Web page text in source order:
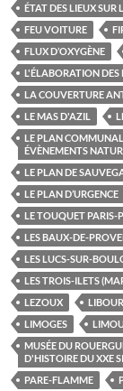
ÉTAT DES LIEUX SUR
FEU VOITURE
FLUX D’OXYGÈNE
L'ÉLABORATION
LA COUVERTURE
LE MAS D'AZIL
LE PLAN
ÉVÈNEMENTS
LE PLAN DE
LE PLAN D’URGENCE
LE TOUQUET PARIS-
LES BAUX-DE-
LES LUCS-SUR-
LES TROIS-ILETS
LEZOUX
LIMOGES
MUSÉE DU
D'HISTOIRE DU XXE
PARE-FLAMME